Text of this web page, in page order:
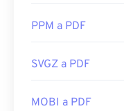
PPM a PDF
SVGZ a PDF
MOBI a PDF